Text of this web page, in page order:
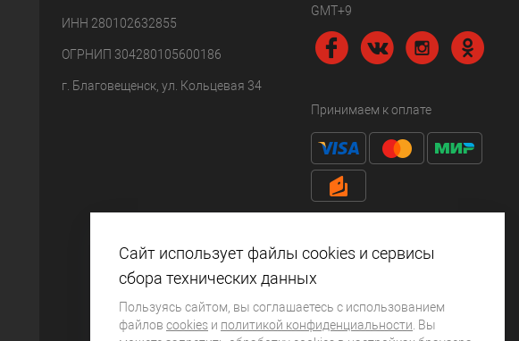
ИНН 280102632855
ОГРНИП 304280105600186
г. Благовещенск, ул. Кольцевая 34
GMT+9
Принимаем к оплате
Сайт использует файлы cookies и сервисы
сбора технических данных
Пользуясь сайтом, вы соглашаетесь с использованием
файлов cookies и политикой конфиденциальности . Вы